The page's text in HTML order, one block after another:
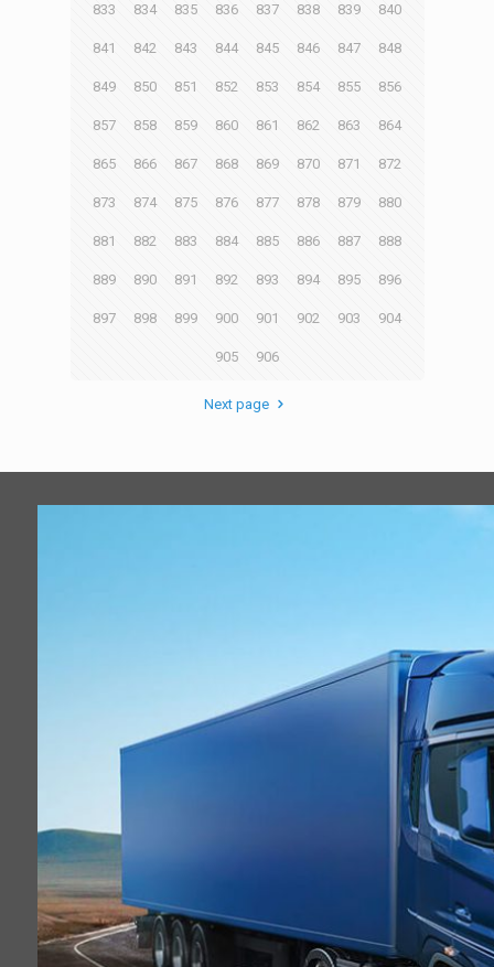
833 834 835 836 837 838 839 840
841 842 843 844 845 846 847 848
849 850 851 852 853 854 855 856
857 858 859 860 861 862 863 864
865 866 867 868 869 870 871 872
873 874 875 876 877 878 879 880
881 882 883 884 885 886 887 888
889 890 891 892 893 894 895 896
897 898 899 900 901 902 903 904
905 906
Next page